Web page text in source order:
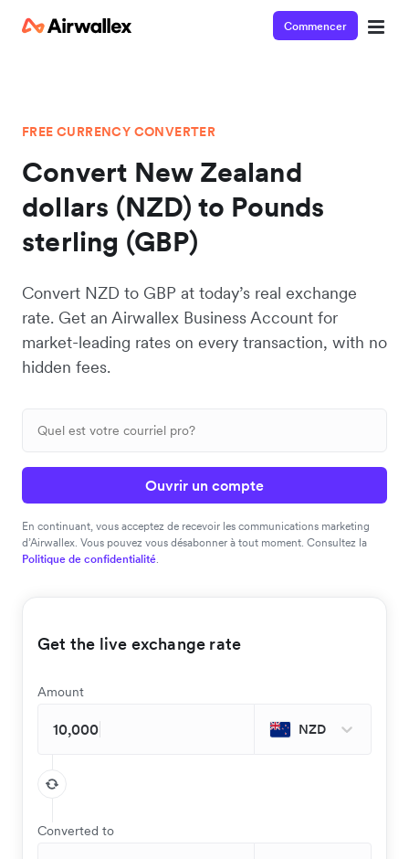
Commencer
FREE CURRENCY CONVERTER
Convert New Zealand
dollars (NZD) to Pounds
sterling (GBP)
Convert NZD to GBP at today’s real exchange
rate. Get an Airwallex Business Account for
market-leading rates on every transaction, with no
hidden fees.
Ouvrir un compte
En continuant, vous acceptez de recevoir les communications marketing
d’Airwallex. Vous pouvez vous désabonner à tout moment. Consultez la
Politique de confidentialité.
Get the live exchange rate
Amount
NZD
Converted to